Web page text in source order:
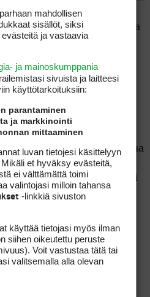
golfareiksi, mutta
jokaiselle speedgolf-
mukaan haastettu
olevan hänen
tai juoksemista ei
Ilosen arkeen.
tapahtumia ja
Golfiin. Karsinta alkaa
klo 17 ja finaali klo 18.
ovat lähtöalue Kisällin 1. tii
tuleva katsomo. Kilpailu
Yle Areenassa ja
Porttila ja
Nykänen.
ja Marko
speedgolfin MM-
mahdollisen
sisällöt, siksi
ja vastaavia
ja mainoskumppania
sivuista ja laitteesi
käyttötarkoituksiin:
parantaminen
ja markkinointi
mittaaminen
luvan tietojesi käsittelyyn
et hyväksy evästeitä,
ei välttämättä toimi
valintojasi milloin tahansa
-linkkiä sivuston
käyttää tietojasi myös ilman
siihen oikeutettu peruste
Voit vastustaa tätä tai
valitsemalla alla olevan